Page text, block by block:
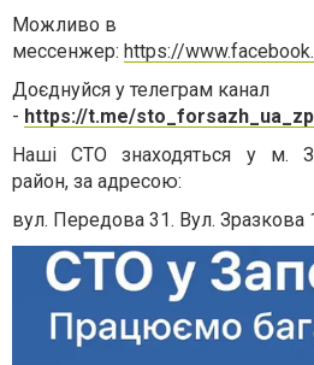
Можливо в
мессенжер: https://
Доєднуйся у телеграм канал
- https://t.me/sto_forsazh_ua_zp
Наші СТО знаходяться у м.
район, за адресою:⠀
вул. Передова 31. Вул. Зразкова